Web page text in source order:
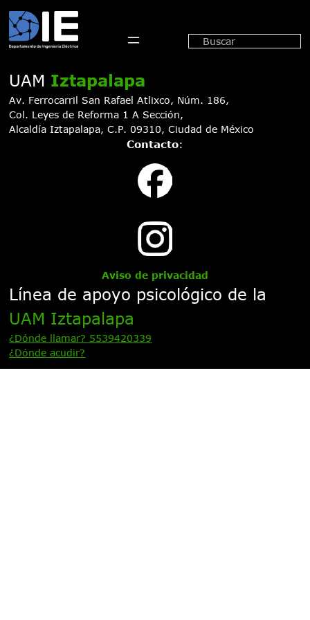
Saltar
contenido
Buscar
UAM Iztapalapa
Av. Ferrocarril San Rafael Atlixco, Núm. 186,
Col. Leyes de Reforma 1 A Sección,
Alcaldía Iztapalapa, C.P. 09310, Ciudad de México
Contacto:
Aviso de privacidad
Línea de apoyo psicológico de la
UAM Iztapalapa
¿Dónde llamar? 5539420339
¿Dónde acudir?